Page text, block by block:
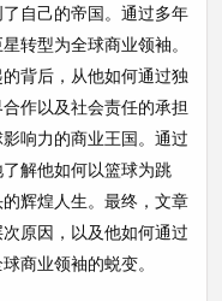
自己的帝国。通过多年
转型为全球商业领袖。
背后，从他如何通过独
作以及社会责任的承担
响力的商业王国。通过
解他如何以篮球为跳
辉煌人生。最终，文章
原因，以及他如何通过
商业领袖的蜕变。